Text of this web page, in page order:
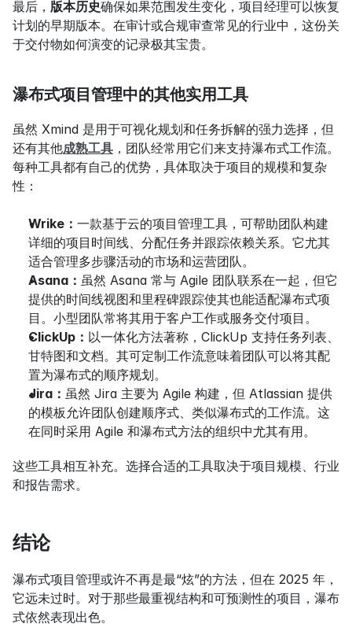
最后， 版本历史确保如果范围发生变化，项目经理可以恢复
计划的早期版本。在审计或合规审查常见的行业中，这份关
于交付物如何演变的记录极其宝贵。
瀑布式项目管理中的其他实用工具
虽然 Xmind 是用于可视化规划和任务拆解的强力选择，但
还有其他成熟工具 ，团队经常用它们来支持瀑布式工作流。
每种工具都有自己的优势，具体取决于项目的规模和复杂
性：
Wrike： 一款基于云的项目管理工具，可帮助团队构建
详细的项目时间线、分配任务并跟踪依赖关系。它尤其
适合管理多步骤活动的市场和运营团队。
Asana： 虽然 Asana 常与 Agile 团队联系在一起，但它
提供的时间线视图和里程碑跟踪使其也能适配瀑布式项
目。小型团队常将其用于客户工作或服务交付项目。
ClickUp： 以一体化方法著称，ClickUp 支持任务列表、
甘特图和文档。其可定制工作流意味着团队可以将其配
置为瀑布式的顺序规划。
Jira： 虽然 Jira 主要为 Agile 构建，但 Atlassian 提供
的模板允许团队创建顺序式、类似瀑布式的工作流。这
在同时采用 Agile 和瀑布式方法的组织中尤其有用。
这些工具相互补充。选择合适的工具取决于项目规模、行业
和报告需求。
结论
瀑布式项目管理或许不再是最“炫”的方法，但在 2025 年，
它远未过时。对于那些最重视结构和可预测性的项目，瀑布
式依然表现出色。